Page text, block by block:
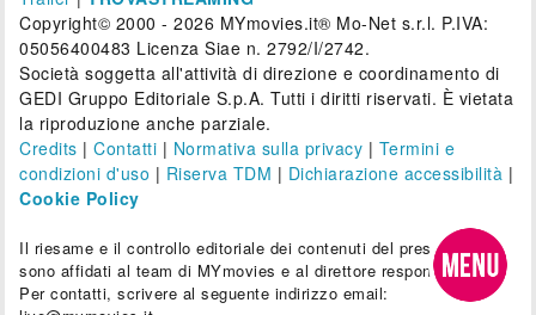
Copyright© 2000 - 2026 MYmovies.it® Mo-Net s.r.l. P.IVA:
05056400483 Licenza Siae n. 2792/I/2742.
Società soggetta all'attività di direzione e coordinamento di
GEDI Gruppo Editoriale S.p.A. Tutti i diritti riservati. È vietata
la riproduzione anche parziale.
Credits |Contatti | Normativa sulla privacy | Termini e
condizioni d'uso | Riserva TDM | Dichiarazione accessibilità |
Cookie Policy
Il riesame e il controllo editoriale dei contenuti del presente sito
sono affidati al team di MYmovies e al direttore responsabile.
Per contatti, scrivere al seguente indirizzo email: